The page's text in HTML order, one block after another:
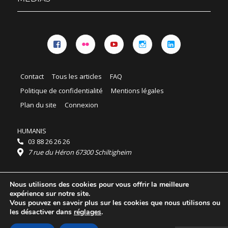
Contact Tous les articles
FAQ
Politique de confidentialité
Mentions légales
Plan du site
Connexion
HUMANIS
03 88 26 26 26
7 rue du Héron 67300 Schiltigheim
Horaires :
HUMANIS : du lundi au vendredi 9h - 18h
Ordidocaz : du lundi au vendredi 8h - 19h
© 2025 HUMANIS, tous droits réservés.
Licence Creative Commons Attribution 4.0
Nous utilisons des cookies pour vous offrir la meilleure
expérience sur notre site.
Vous pouvez en savoir plus sur les cookies que nous utilisons ou
les désactiver dans réglages.